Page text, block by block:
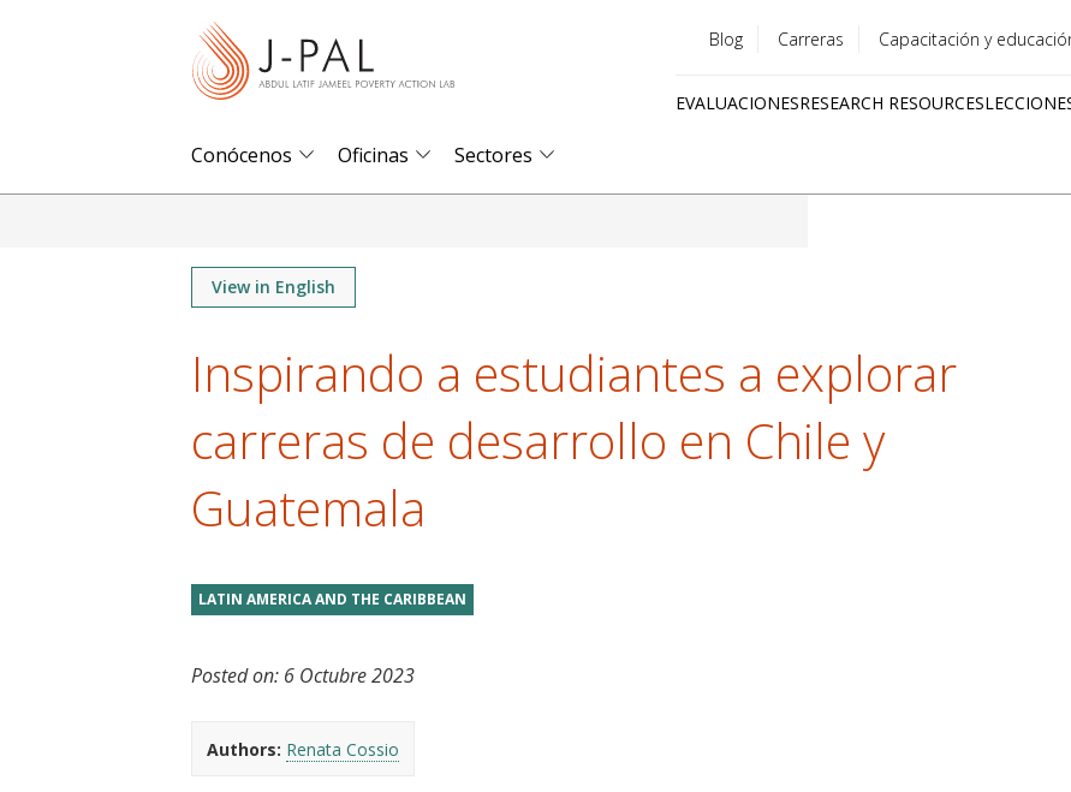
menu
Blog Carreras Capacitación y
EVALUACIONESRESEARCH RESOURCES
Conócenos Oficinas Sectores
View in English
Inspirando a estudiantes a explorar
carreras de desarrollo en Chile y
Guatemala
LATIN AMERICA AND THE CARIBBEAN
Posted on: 6 Octubre 2023
Authors: Renata Cossio